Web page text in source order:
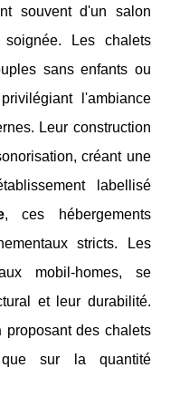
souvent d'un salon
Les chalets
sans enfants ou
l'ambiance
Leur construction
créant une
labellisé
, ces hébergements
stricts. Les
mobil-homes, se
et leur durabilité.
proposant des chalets
sur la quantité